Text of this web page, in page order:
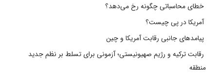
خطای محاسباتی چگونه رخ می‌دهد؟
آمریکا در پی چیست؟
پیامدهای جانبی رقابت آمریکا و چین
رقابت ترکیه و رژیم صهیونیستی؛ آزمونی برای تسلط بر نظم جدید
منطقه